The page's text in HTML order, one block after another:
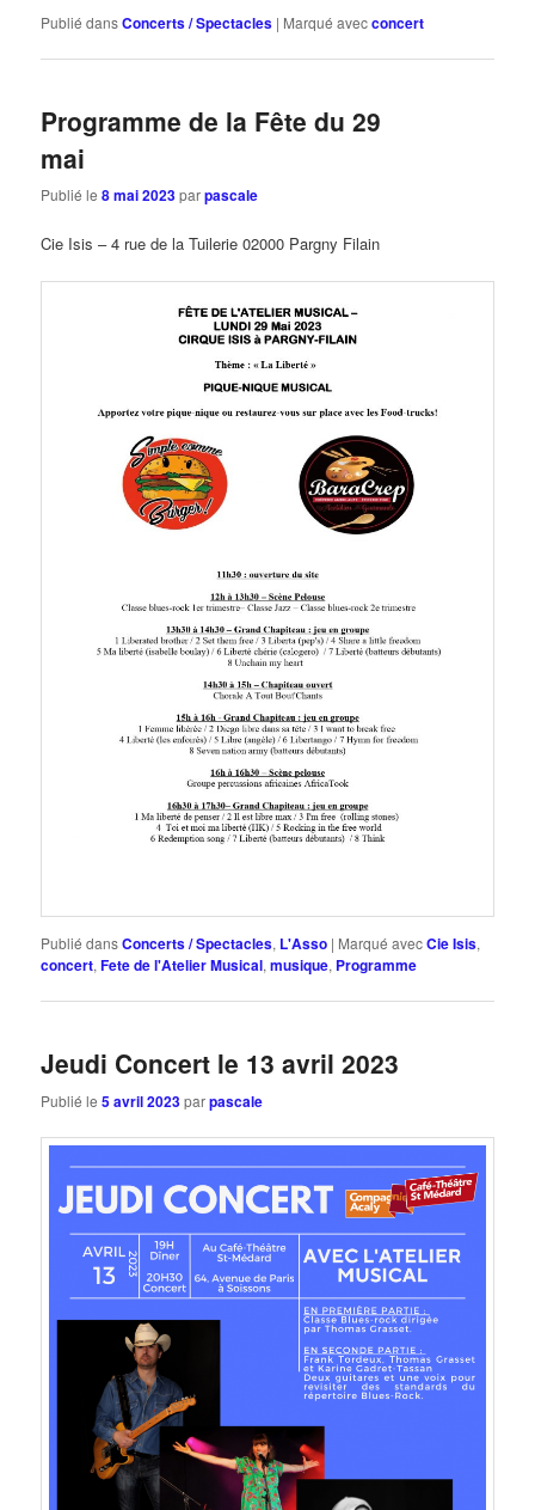
Publié dansConcerts / Spectacles | Marqué avecconcert
Programme de la Fête du 29
mai
Publié le8 mai 2023parpascale
Cie Isis – 4 rue de la Tuilerie 02000 Pargny Filain
Publié dansConcerts / Spectacles, L'Asso | Marqué avecCie Isis,
concert,Fete de l'Atelier Musical,musique, Programme
Jeudi Concert le 13 avril 2023
Publié le5 avril 2023parpascale